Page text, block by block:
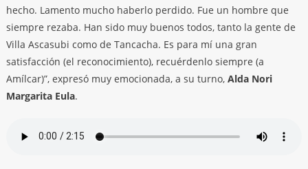
hecho. Lamento mucho haberlo perdido. Fue un hombre que
siempre rezaba. Han sido muy buenos todos, tanto la gente de
Villa Ascasubi como de Tancacha. Es para mí una gran
satisfacción (el reconocimiento), recuérdenlo siempre (a
Amílcar)”, expresó muy emocionada, a su turno, Alda Nori
Margarita Eula.